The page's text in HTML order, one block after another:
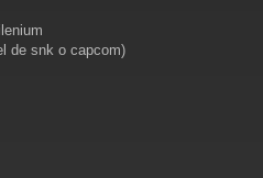
de snk o capcom)